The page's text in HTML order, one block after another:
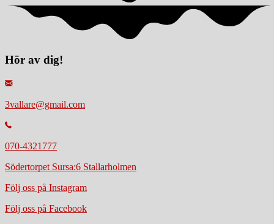
Hör av dig!
3vallare@gmail.com
070-4321777
Södertorpet Sursa:6 Stallarholmen
Följ oss på Instagram
Följ oss på Facebook